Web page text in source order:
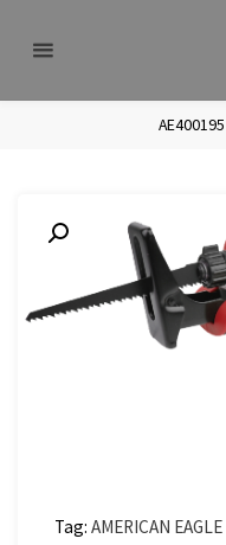
Tag: AMERICAN EAGLE